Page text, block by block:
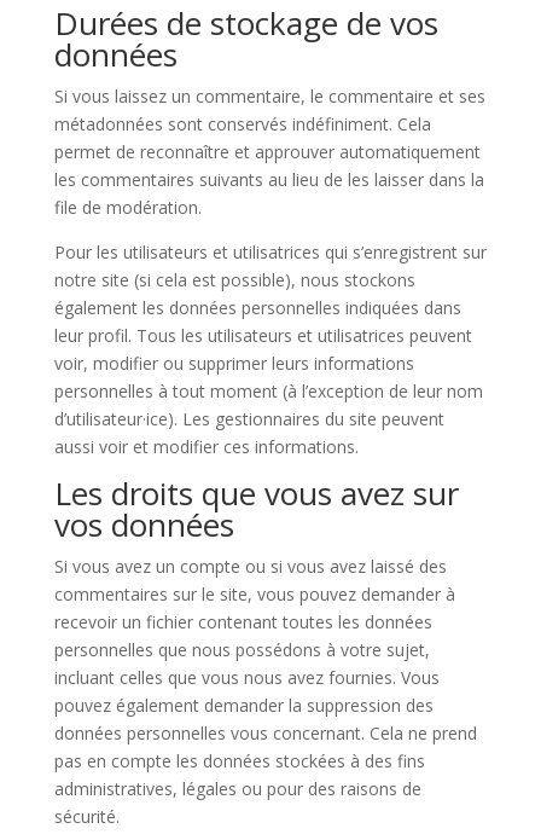
Durées de stockage de vos
données
Si vous laissez un commentaire, le commentaire et ses
métadonnées sont conservés indéfiniment. Cela
permet de reconnaître et approuver automatiquement
les commentaires suivants au lieu de les laisser dans la
file de modération.
Pour les utilisateurs et utilisatrices qui s’enregistrent sur
notre site (si cela est possible), nous stockons
également les données personnelles indiquées dans
leur profil. Tous les utilisateurs et utilisatrices peuvent
voir, modifier ou supprimer leurs informations
personnelles à tout moment (à l’exception de leur nom
d’utilisateur·ice). Les gestionnaires du site peuvent
aussi voir et modifier ces informations.
Les droits que vous avez sur
vos données
Si vous avez un compte ou si vous avez laissé des
commentaires sur le site, vous pouvez demander à
recevoir un fichier contenant toutes les données
personnelles que nous possédons à votre sujet,
incluant celles que vous nous avez fournies. Vous
pouvez également demander la suppression des
données personnelles vous concernant. Cela ne prend
pas en compte les données stockées à des fins
administratives, légales ou pour des raisons de
sécurité.